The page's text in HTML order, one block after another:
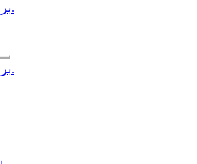
برای محصولات بیشتر کلیک کنید.
برای محصولات بیشتر کلیک کنید.